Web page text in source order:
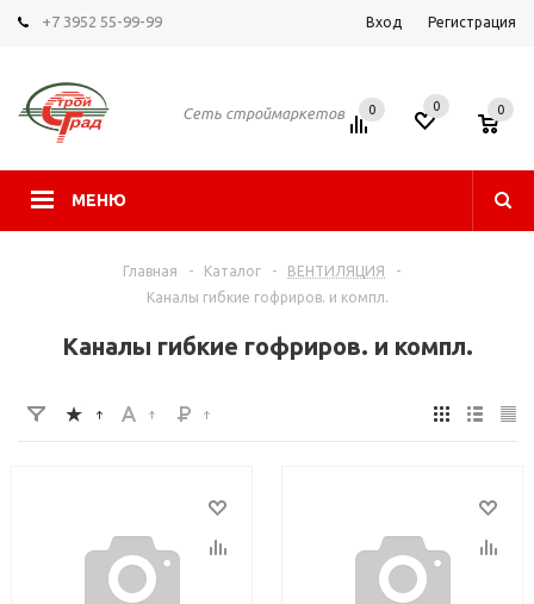
+7 3952 55-99-99 Вход Регистрация
Сеть строймаркетов
МЕНЮ
0 0 0
Главная - Каталог - ВЕНТИЛЯЦИЯ
-
Каналы гибкие гофриров. и компл.
Каналы гибкие гофриров. и компл.